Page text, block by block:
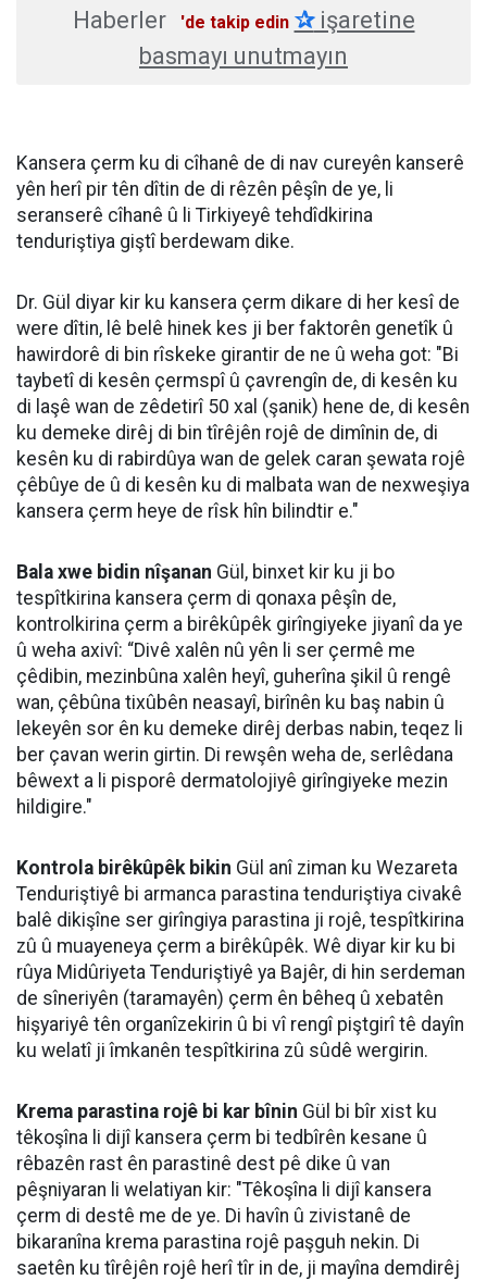
Haberler
'de takip edin ✰işaretine
basmayı unutmayın
Kansera çerm ku di cîhanê de di nav cureyên kanserê
yên herî pir tên dîtin de di rêzên pêşîn de ye, li
seranserê cîhanê û li Tirkiyeyê tehdîdkirina
tenduriştiya giştî berdewam dike.
Dr. Gül diyar kir ku kansera çerm dikare di her kesî de
were dîtin, lê belê hinek kes ji ber faktorên genetîk û
hawirdorê di bin rîskeke girantir de ne û weha got: "Bi
taybetî di kesên çermspî û çavrengîn de, di kesên ku
di laşê wan de zêdetirî 50 xal (şanik) hene de, di kesên
ku demeke dirêj di bin tîrêjên rojê de dimînin de, di
kesên ku di rabirdûya wan de gelek caran şewata rojê
çêbûye de û di kesên ku di malbata wan de nexweşiya
kansera çerm heye de rîsk hîn bilindtir e."
Bala xwe bidin nîşanan Gül, binxet kir ku ji bo
tespîtkirina kansera çerm di qonaxa pêşîn de,
kontrolkirina çerm a birêkûpêk girîngiyeke jiyanî da ye
û weha axivî: “Divê xalên nû yên li ser çermê me
çêdibin, mezinbûna xalên heyî, guherîna şikil û rengê
wan, çêbûna tixûbên neasayî, birînên ku baş nabin û
lekeyên sor ên ku demeke dirêj derbas nabin, teqez li
ber çavan werin girtin. Di rewşên weha de, serlêdana
bêwext a li pisporê dermatolojiyê girîngiyeke mezin
hildigire."
Kontrola birêkûpêk bikin Gül anî ziman ku Wezareta
Tenduriştiyê bi armanca parastina tenduriştiya civakê
balê dikişîne ser girîngiya parastina ji rojê, tespîtkirina
zû û muayeneya çerm a birêkûpêk. Wê diyar kir ku bi
rûya Midûriyeta Tenduriştiyê ya Bajêr, di hin serdeman
de sîneriyên (taramayên) çerm ên bêheq û xebatên
hişyariyê tên organîzekirin û bi vî rengî piştgirî tê dayîn
ku welatî ji îmkanên tespîtkirina zû sûdê wergirin.
Krema parastina rojê bi kar bînin Gül bi bîr xist ku
têkoşîna li dijî kansera çerm bi tedbîrên kesane û
rêbazên rast ên parastinê dest pê dike û van
pêşniyaran li welatiyan kir: "Têkoşîna li dijî kansera
çerm di destê me de ye. Di havîn û zivistanê de
bikaranîna krema parastina rojê paşguh nekin. Di
saetên ku tîrêjên rojê herî tîr in de, ji mayîna demdirêj